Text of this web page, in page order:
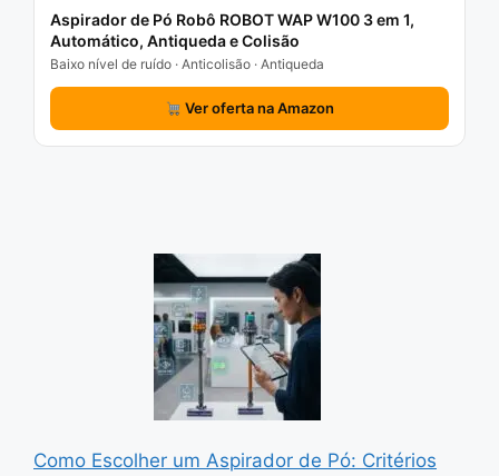
Aspirador de Pó Robô ROBOT WAP W100 3 em 1,
Automático, Antiqueda e Colisão
Baixo nível de ruído · Anticolisão · Antiqueda
Ver oferta na Amazon
Como Escolher um Aspirador de Pó: Critérios